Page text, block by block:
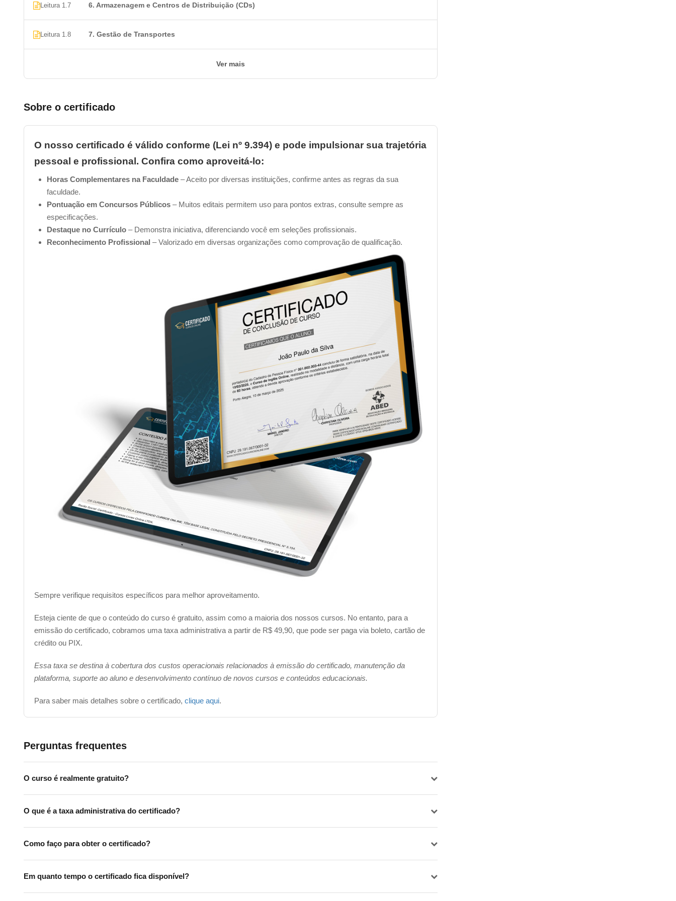
Leitura 1.7 6. Armazenagem e Centros de Distribuição (CDs)
Leitura 1.8 7. Gestão de Transportes
Ver mais
Sobre o certificado
O nosso certificado é válido conforme (Lei nº 9.394) e pode impulsionar sua trajetória
pessoal e profissional. Confira como aproveitá-lo:
Horas Complementares na Faculdade – Aceito por diversas instituições, confirme antes as regras da sua
faculdade.
Pontuação em Concursos Públicos – Muitos editais permitem uso para pontos extras, consulte sempre as
especificações.
Destaque no Currículo – Demonstra iniciativa, diferenciando você em seleções profissionais.
Reconhecimento Profissional – Valorizado em diversas organizações como comprovação de qualificação.
Sempre verifique requisitos específicos para melhor aproveitamento.
Esteja ciente de que o conteúdo do curso é gratuito, assim como a maioria dos nossos cursos. No entanto, para a
emissão do certificado, cobramos uma taxa administrativa a partir de R$ 49,90, que pode ser paga via boleto, cartão de
crédito ou PIX.
Essa taxa se destina à cobertura dos custos operacionais relacionados à emissão do certificado, manutenção da
plataforma, suporte ao aluno e desenvolvimento contínuo de novos cursos e conteúdos educacionais.
Para saber mais detalhes sobre o certificado, clique aqui.
Perguntas frequentes
O curso é realmente gratuito?
O que é a taxa administrativa do certificado?
Como faço para obter o certificado?
Em quanto tempo o certificado fica disponível?